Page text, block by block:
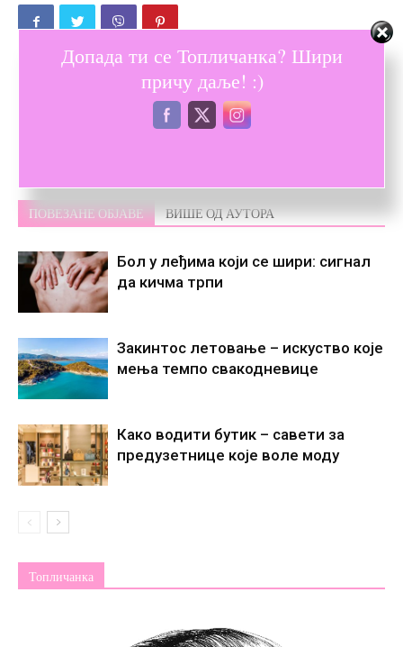
Како се постаје добар
Љиљана Соколовић: Свет је
ПОВЕЗАНЕ ОБЈАВЕ ВИШЕ ОД АУТОРА
Бол у леђима који се шири: сигнал
да кичма трпи
Закинтос летовање – искуство које
мења темпо свакодневице
Како водити бутик – савети за
предузетнице које воле моду
Топличанка
Допада ти се Топличанка? Шири
причу даље! :)